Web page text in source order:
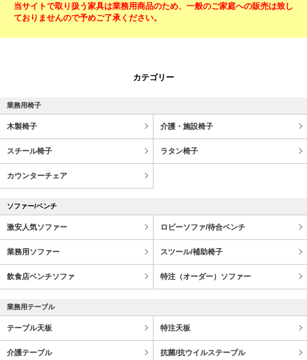
当サイトで取り扱う家具は業務用商品のため、一般のご家庭への販売は致し
ておりませんので予めご了承ください。
カテゴリー
業務用椅子
木製椅子 介護・施設椅子
スチール椅子 ラタン椅子
カウンターチェア
ソファー/ベンチ
激安人気ソファー ロビーソファ/待合ベンチ
業務用ソファー スツール/補助椅子
飲食店ベンチソファ 特注（オーダー）ソファー
業務用テーブル
テーブル天板 特注天板
介護テーブル 抗菌/抗ウイルステーブル